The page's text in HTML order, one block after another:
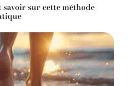
sur cette méthode